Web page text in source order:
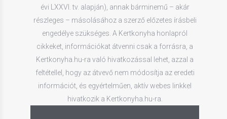
évi LXXVI. tv. alapján), annak bárminemű – akár
részleges – másolásához a szerző előzetes írásbeli
engedélye szükséges. A Kertkonyha honlapról
cikkeket, információkat átvenni csak a forrásra, a
Kertkonyha.hu-ra való hivatkozással lehet, azzal a
feltétellel, hogy az átvevő nem módosítja az eredeti
információt, és egyértelműen, aktív webes linkkel
hivatkozik a Kertkonyha.hu-ra.